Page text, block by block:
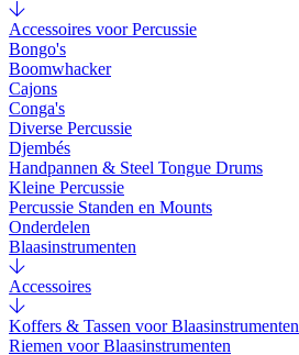
Accessoires voor Percussie
Bongo's
Boomwhacker
Cajons
Conga's
Diverse Percussie
Djembés
Handpannen & Steel Tongue Drums
Kleine Percussie
Percussie Standen en Mounts
Onderdelen
Blaasinstrumenten
Accessoires
Koffers & Tassen voor Blaasinstrumenten
Riemen voor Blaasinstrumenten